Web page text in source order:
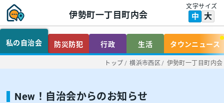
伊勢町一丁目町内会
文字サイズ
中 大
私の自治会 防災防犯 行政 生活 タウンニュース
トップ / 横浜市西区 / 伊勢町一丁目町内会
New！自治会からのお知らせ